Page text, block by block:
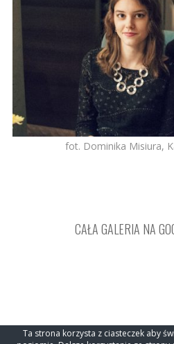
fot. Dominika Misiura,
CAŁA GALERIA NA
OSA STOWARZYSZENIE SZTUK
Ta strona korzysta z ciasteczek aby